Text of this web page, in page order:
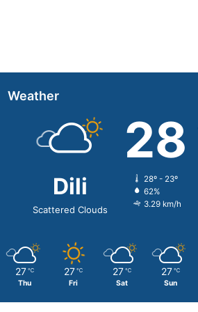
Weather
Dili
Scattered Clouds
28
28º - 23º
62%
3.29 km/h
27 ℃
Thu
27 ℃
Fri
27 ℃
Sat
27 ℃
Sun